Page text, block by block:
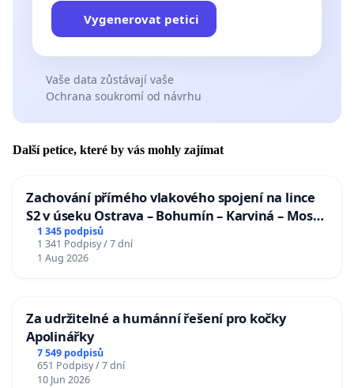
Vygenerovat petici
Vaše data zůstávají vaše
Ochrana soukromí od návrhu
Další petice, které by vás mohly zajímat
Zachování přímého vlakového spojení na lince
S2 v úseku Ostrava – Bohumín – Karviná – Mosty
u Jablunkova
1 345 podpisů
1 341 Podpisy / 7 dní
1 Aug 2026
Za udržitelné a humánní řešení pro kočky
Apolinářky
7 549 podpisů
651 Podpisy / 7 dní
10 Jun 2026